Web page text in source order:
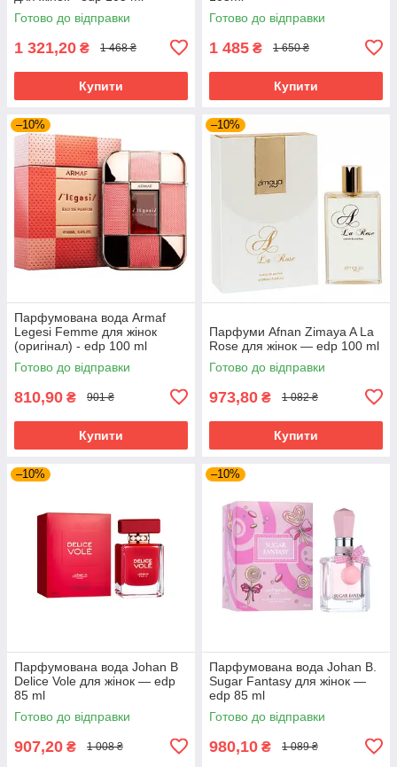
Готово до відправки
1 321,20 ₴ 1 468 ₴
Купити
Готово до відправки
1 485 ₴ 1 650 ₴
Купити
–10%
Парфумована вода Armaf
Legesi Femme для жінок
(оригінал) - edp 100 ml
Готово до відправки
810,90 ₴ 901 ₴
Купити
–10%
Парфуми Afnan Zimaya A La
Rose для жінок — edp 100 ml
Готово до відправки
973,80 ₴ 1 082 ₴
Купити
–10%
Парфумована вода Johan B
Delice Vole для жінок — edp
85 ml
Готово до відправки
907,20 ₴ 1 008 ₴
–10%
Парфумована вода Johan B.
Sugar Fantasy для жінок —
edp 85 ml
Готово до відправки
980,10 ₴ 1 089 ₴